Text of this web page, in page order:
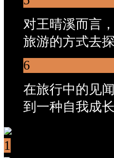
对王晴溪而言
旅游的方式去
6
在旅行中的见
到一种自我成长
1